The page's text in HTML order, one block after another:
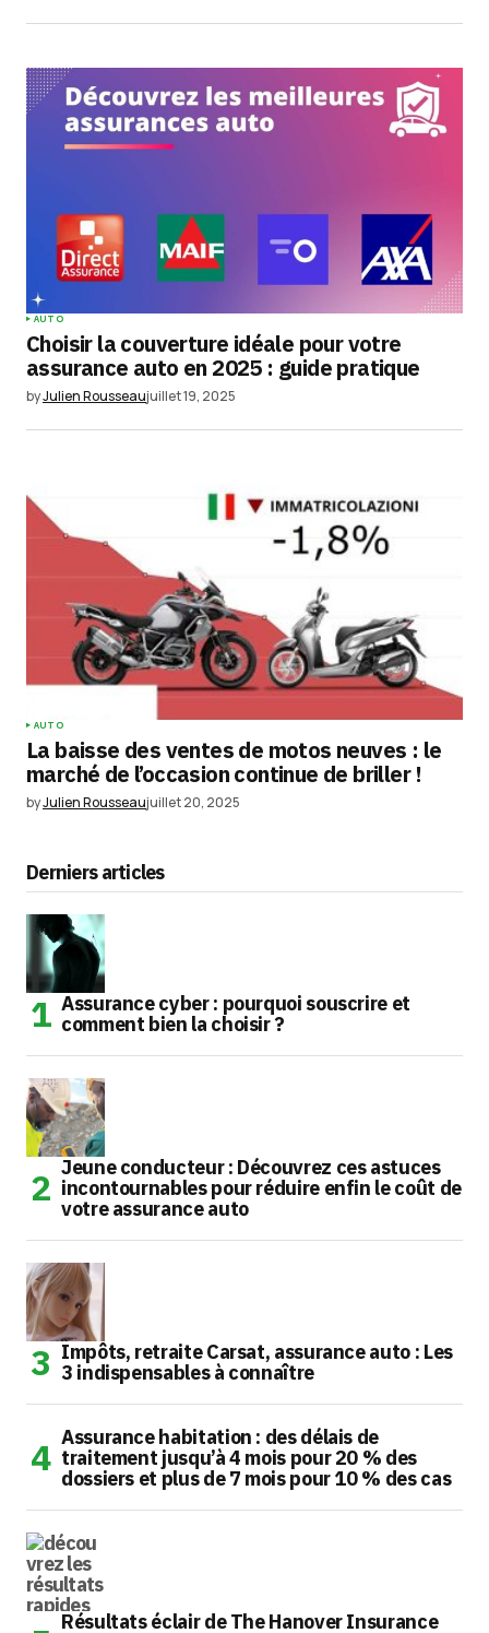
AUTO
Choisir la couverture idéale pour votre
assurance auto en 2025 : guide pratique
byJulien Rousseaujuillet 19, 2025
AUTO
La baisse des ventes de motos neuves : le
marché de l’occasion continue de briller !
byJulien Rousseaujuillet 20, 2025
Derniers articles
Assurance cyber : pourquoi souscrire et
comment bien la choisir ?
Jeune conducteur : Découvrez ces astuces
incontournables pour réduire enfin le coût de
votre assurance auto
Impôts, retraite Carsat, assurance auto : Les
3 indispensables à connaître
Assurance habitation : des délais de
traitement jusqu’à 4 mois pour 20 % des
dossiers et plus de 7 mois pour 10 % des cas
Résultats éclair de The Hanover Insurance